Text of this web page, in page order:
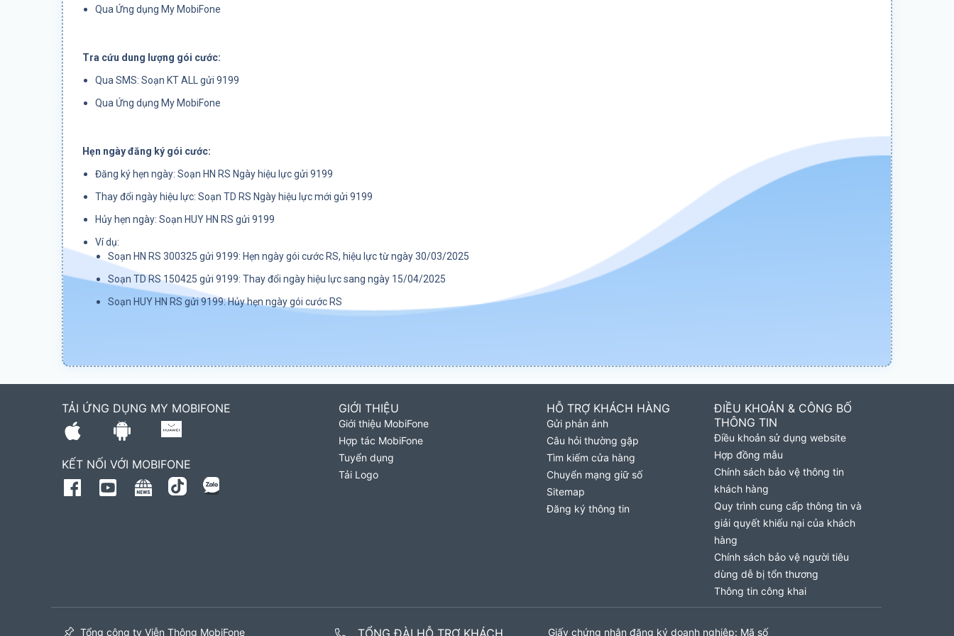
Qua Ứng dụng My MobiFone
Tra cứu dung lượng gói cước:
Qua SMS: Soạn KT ALL gửi 9199
Qua Ứng dụng My MobiFone
Hẹn ngày đăng ký gói cước:
Đăng ký hẹn ngày: Soạn HN RS Ngày hiệu lực gửi 9199
Thay đổi ngày hiệu lực: Soạn TD RS Ngày hiệu lực mới gửi 9199
Hủy hẹn ngày: Soạn HUY HN RS gửi 9199
Ví dụ:
Soạn HN RS 300325 gửi 9199: Hẹn ngày gói cước RS, hiệu lực từ ngày 30/03/2025
Soạn TD RS 150425 gửi 9199: Thay đổi ngày hiệu lực sang ngày 15/04/2025
Soạn HUY HN RS gửi 9199: Hủy hẹn ngày gói cước RS
TẢI ỨNG DỤNG MY MOBIFONE
KẾT NỐI VỚI MOBIFONE
GIỚI THIỆU
Giới thiệu MobiFone
Hợp tác MobiFone
Tuyển dụng
Tải Logo
HỖ TRỢ KHÁCH HÀNG
Gửi phản ánh
Câu hỏi thường gặp
Tìm kiếm cửa hàng
Chuyển mạng giữ số
Sitemap
Đăng ký thông tin
ĐIỀU KHOẢN & CÔNG BỐ
THÔNG TIN
Điều khoản sử dụng website
Hợp đồng mẫu
Chính sách bảo vệ thông tin
khách hàng
Quy trình cung cấp thông tin và
giải quyết khiếu nại của khách
hàng
Chính sách bảo vệ người tiêu
dùng dễ bị tổn thương
Thông tin công khai
Tổng công ty Viễn Thông MobiFone TỔNG ĐÀI HỖ TRỢ KHÁCH Giấy chứng nhận đăng ký doanh nghiệp: Mã số